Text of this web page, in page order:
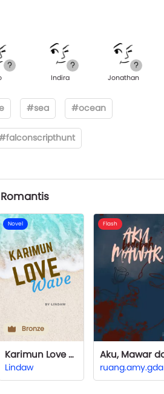
Indira Jonathan
#sea #ocean
Novel
Bronze
Karimun Love Wave
Lindaw
Flash